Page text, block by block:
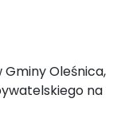
Oleśnica,
na